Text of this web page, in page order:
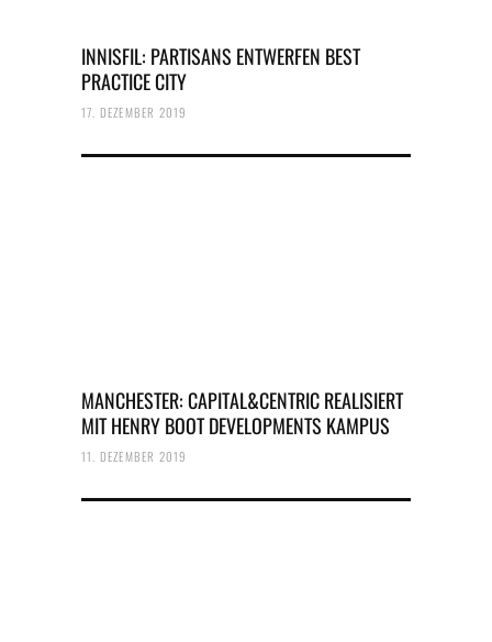
INNISFIL: PARTISANS ENTWERFEN BEST
PRACTICE CITY
17. DEZEMBER 2019
MANCHESTER: CAPITAL&CENTRIC REALISIERT
MIT HENRY BOOT DEVELOPMENTS KAMPUS
11. DEZEMBER 2019